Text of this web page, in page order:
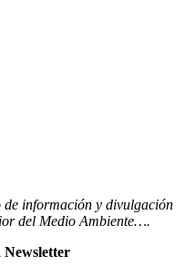
de información y divulgación
del Medio Ambiente….
Newsletter